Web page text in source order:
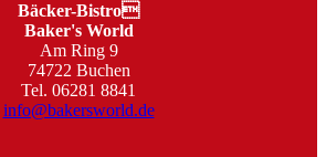
Bäcker-Bistro
Baker's World
Am Ring 9
74722 Buchen
Tel. 06281 8841
info@bakersworld.de